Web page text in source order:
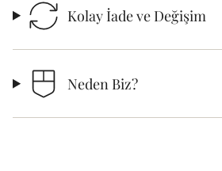
Kolay İade ve Değişim
Neden Biz?